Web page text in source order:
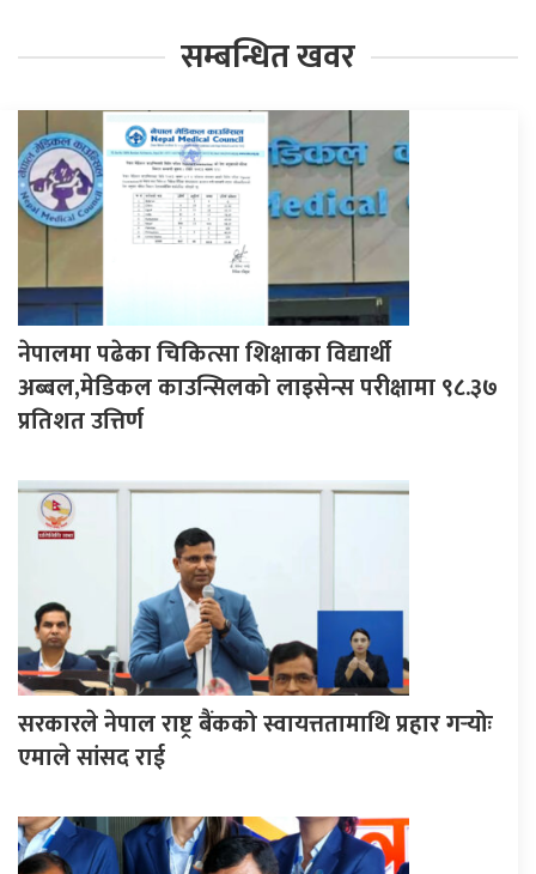
सम्बन्धित खवर
नेपालमा पढेका चिकित्सा शिक्षाका विद्यार्थी
अब्बल,मेडिकल काउन्सिलको लाइसेन्स परीक्षामा ९८.३७
प्रतिशत उत्तिर्ण
सरकारले नेपाल राष्ट्र बैंकको स्वायत्ततामाथि प्रहार गर्‍योः
एमाले सांसद राई